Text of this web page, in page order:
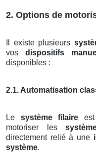
2. Options de
Il existe plusieurs
vosdispositifs
disponibles :
2.1. Automatisation
Le système filaire
motoriser les
directement relié à une
système.